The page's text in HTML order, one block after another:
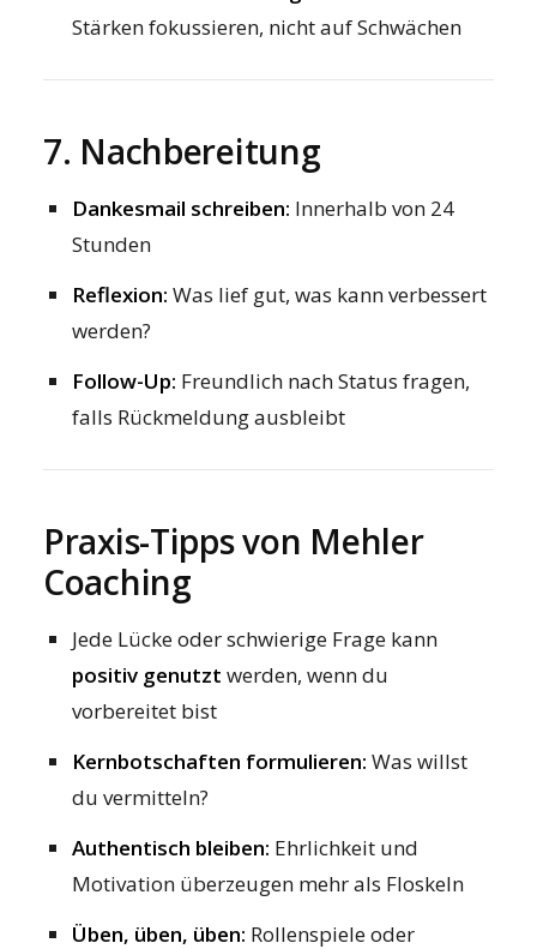
Stärken fokussieren, nicht auf Schwächen
7. Nachbereitung
Dankesmail schreiben: Innerhalb von 24
Stunden
Reflexion: Was lief gut, was kann verbessert
werden?
Follow-Up: Freundlich nach Status fragen,
falls Rückmeldung ausbleibt
Praxis-Tipps von Mehler
Coaching
Jede Lücke oder schwierige Frage kann
positiv genutzt werden, wenn du
vorbereitet bist
Kernbotschaften formulieren: Was willst
du vermitteln?
Authentisch bleiben: Ehrlichkeit und
Motivation überzeugen mehr als Floskeln
Üben, üben, üben: Rollenspiele oder